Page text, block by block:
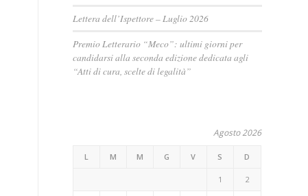
Lettera dell’Ispettore – Luglio 2026
Premio Letterario “Meco”: ultimi giorni per
candidarsi alla seconda edizione dedicata agli
“Atti di cura, scelte di legalità”
Agosto 2026
L M M G V S D
1 2